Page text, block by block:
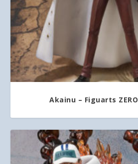
Akainu – Figuarts